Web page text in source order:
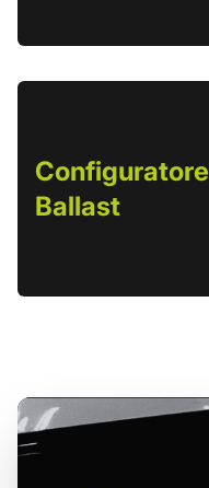
Configuratore
Ballast